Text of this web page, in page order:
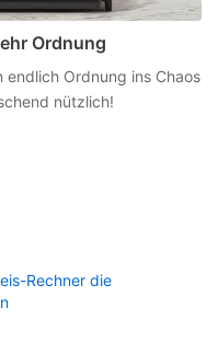
Ordnung
endlich Ordnung ins Chaos
nützlich!
Rechner die